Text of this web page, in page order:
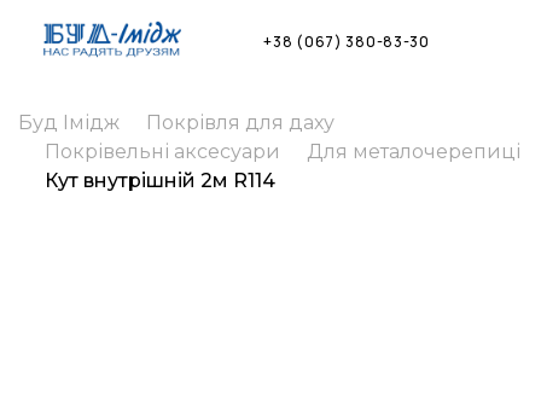
to
+38 (067) 380-83-30
Буд Імідж
Покрівля для даху
Покрівельні аксесуари
Для металочерепиці
Кут внутрішній 2м R114